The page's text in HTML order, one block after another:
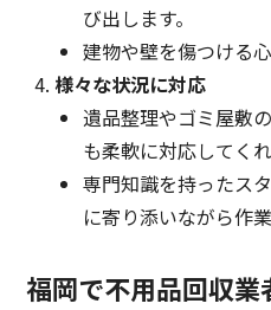
び出します。
建物や壁を傷つける
様々な状況に対応
遺品整理やゴミ屋敷
も柔軟に対応してくれ
専門知識を持ったス
に寄り添いながら作
福岡で不用品回収